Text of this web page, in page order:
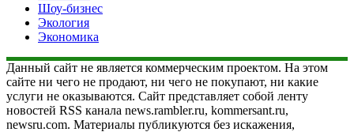
Шоу-бизнес
Экология
Экономика
Данный сайт не является коммерческим проектом. На этом
сайте ни чего не продают, ни чего не покупают, ни какие
услуги не оказываются. Сайт представляет собой ленту
новостей RSS канала news.rambler.ru, kommersant.ru,
newsru.com. Материалы публикуются без искажения,